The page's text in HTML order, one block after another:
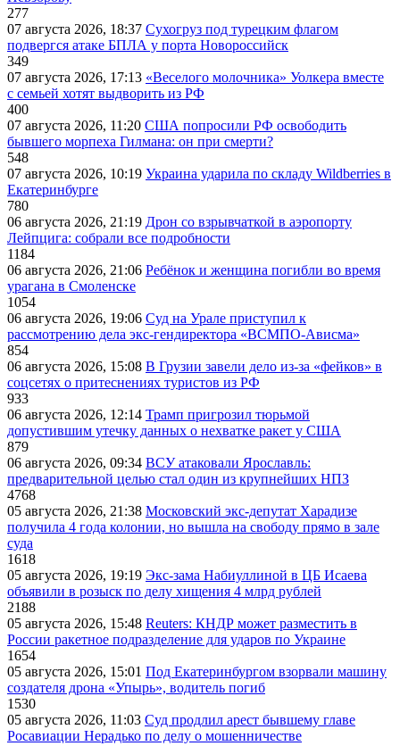
277
07 августа 2026, 18:37 Сухогруз под турецким флагом
подвергся атаке БПЛА у порта Новороссийск
349
07 августа 2026, 17:13 «Веселого молочника» Уолкера вместе
с семьей хотят выдворить из РФ
400
07 августа 2026, 11:20 США попросили РФ освободить
бывшего морпеха Гилмана: он при смерти?
548
07 августа 2026, 10:19 Украина ударила по складу Wildberries в
Екатеринбурге
780
06 августа 2026, 21:19 Дрон со взрывчаткой в аэропорту
Лейпцига: собрали все подробности
1184
06 августа 2026, 21:06 Ребёнок и женщина погибли во время
урагана в Смоленске
1054
06 августа 2026, 19:06 Суд на Урале приступил к
рассмотрению дела экс-гендиректора «ВСМПО-Ависма»
854
06 августа 2026, 15:08 В Грузии завели дело из-за «фейков» в
соцсетях о притеснениях туристов из РФ
933
06 августа 2026, 12:14 Трамп пригрозил тюрьмой
допустившим утечку данных о нехватке ракет у США
879
06 августа 2026, 09:34 ВСУ атаковали Ярославль:
предварительной целью стал один из крупнейших НПЗ
4768
05 августа 2026, 21:38 Московский экс-депутат Харадизе
получила 4 года колонии, но вышла на свободу прямо в зале
суда
1618
05 августа 2026, 19:19 Экс-зама Набиуллиной в ЦБ Исаева
объявили в розыск по делу хищения 4 млрд рублей
2188
05 августа 2026, 15:48 Reuters: КНДР может разместить в
России ракетное подразделение для ударов по Украине
1654
05 августа 2026, 15:01 Под Екатеринбургом взорвали машину
создателя дрона «Упырь», водитель погиб
1530
05 августа 2026, 11:03 Суд продлил арест бывшему главе
Росавиации Нерадько по делу о мошенничестве